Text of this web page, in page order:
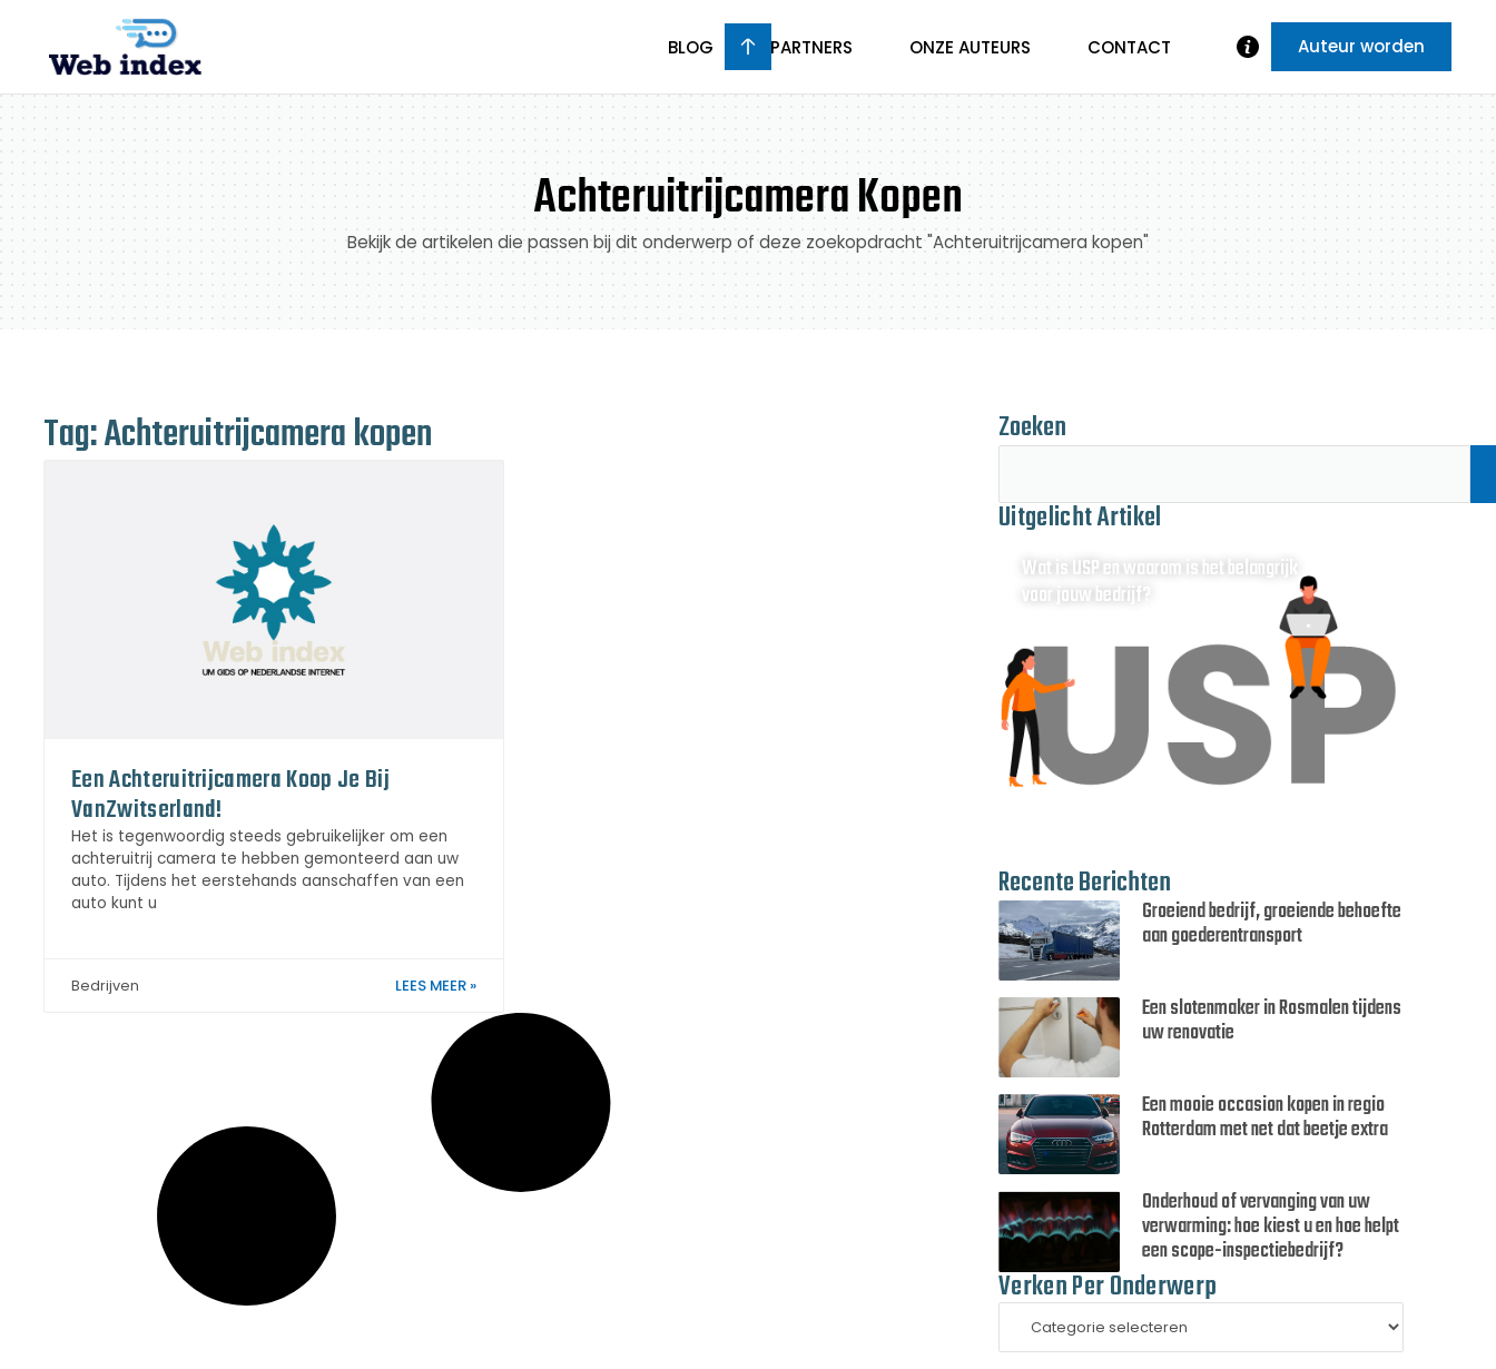
BLOG PARTNERS ONZE AUTEURS CONTACT Auteur worden
Achteruitrijcamera Kopen
Bekijk de artikelen die passen bij dit onderwerp of deze zoekopdracht "Achteruitrijcamera kopen"
Tag: Achteruitrijcamera kopen
Een Achteruitrijcamera Koop Je Bij
VanZwitserland!
Het is tegenwoordig steeds gebruikelijker om een
achteruitrij camera te hebben gemonteerd aan uw
auto. Tijdens het eerstehands aanschaffen van een
auto kunt u
Bedrijven LEES MEER »
Zoeken
Uitgelicht Artikel
Wat is USP en waarom is het belangrijk
voor jouw bedrijf?
Recente Berichten
Groeiend bedrijf, groeiende behoefte
aan goederentransport
Een slotenmaker in Rosmalen tijdens
uw renovatie
Een mooie occasion kopen in regio
Rotterdam met net dat beetje extra
Onderhoud of vervanging van uw
verwarming: hoe kiest u en hoe helpt
een scope-inspectiebedrijf?
Verken Per Onderwerp